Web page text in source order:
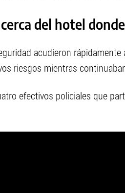
del hotel
acudieron
riesgos mientras
efectivos policiales que